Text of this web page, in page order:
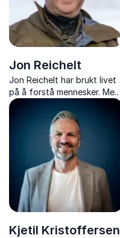
Jon Reichelt
Jon Reichelt har brukt livet
på å forstå mennesker. Med
bakgrunn som lege og
psykiater fra helsevesenet
og Forsvaret, viser han
hvordan vi kan tåle livets
utfordringer bedre.
Kjetil Kristoffersen